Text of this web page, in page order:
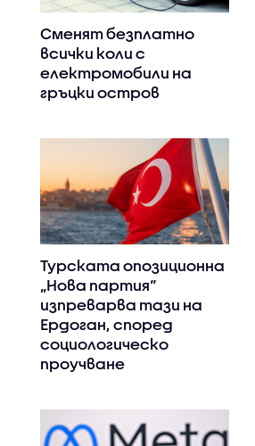
Сменят безплатно
всички коли с
електромобили на
гръцки остров
Турската опозиционна
„Нова партия“
изпреварва тази на
Ердоган, според
социологическо
проучване